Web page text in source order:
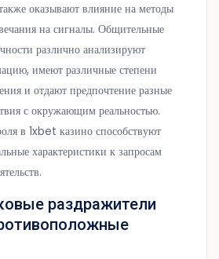
оказывают влияние на методы
на сигналы. Общительные
различно анализируют
имеют различные степени
и отдают предпочтение разные
с окружающим реальностью.
в 1xbet казино способствуют
характеристики к запросам
раздражители